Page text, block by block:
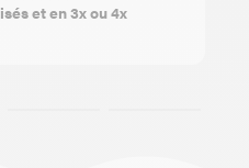
et en 3x ou 4x